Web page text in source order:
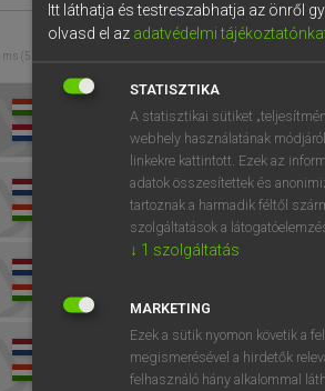
ms (5 db)
Magyar−holland
VAN ELŐFIZETÉSED?
megtekintéséhez.
BELÉPÉS
Itt láthatja és testreszabhatja az önről
olvasd el az adatvédelmi
STATISZTIKA
A statisztikai sütiket
webhely használatának
linkekre kattintott. Ezek az
adatok összesítettek és
tartoznak a harmadik féltől
szolgáltatások a
↓ 1 szolgáltatás
MARKETING
Ezek a sütik nyomon követik a
megismerésével a hirdetők
felhasználó hány alkalommal
EN HU DE CN FR ES IT NL
0 1 2 3
q w e
a s d
í y x